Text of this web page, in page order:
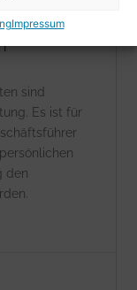
Impressum
sind
Es ist für
den